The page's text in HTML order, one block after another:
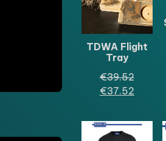
TDWA Flight
Tray
€39.52
prijs
€37.52Huidige
is: